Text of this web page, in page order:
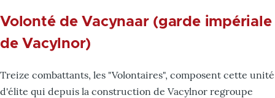
Volonté de Vacynaar (garde impériale
de Vacylnor)
Treize combattants, les "Volontaires", composent cette unité
d'élite qui depuis la construction de Vacylnor regroupe